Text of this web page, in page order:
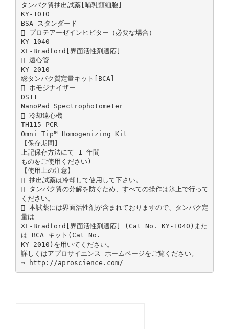
タンパク質抽出試薬[哺乳類細胞]
KY-1010
BSA スタンダード
 プロテアーゼインヒビター（必要な場合）
KY-1040
XL-Bradford[界面活性剤適応]
 遠心管
KY-2010
総タンパク質定量キット[BCA]
 ホモジナイザー
DS11
NanoPad Spectrophotometer
 冷却遠心機
TH115-PCR
Omni Tip™ Homogenizing Kit
【保存期間】
上記保存方法にて 1 年間
ものをご使用ください)
【使用上の注意】
 抽出試薬は冷却して使用して下さい。
 タンパク質の分解を防ぐため、すべての操作は氷上で行って
ください。
 本試薬には界面活性剤が含まれておりますので、タンパク定
量は
XL-Bradford[界面活性剤適応] (Cat No. KY-1040)また
は BCA キット(Cat No.
KY-2010)を用いてください。
詳しくはアプロサイエンス ホームページをご覧ください。